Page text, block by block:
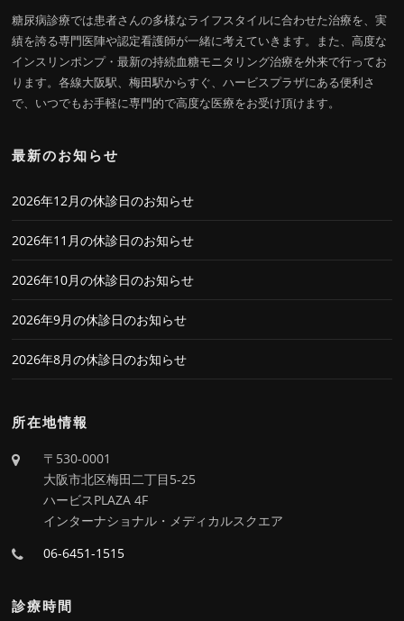
糖尿病診療では患者さんの多様なライフスタイルに合わせた治療を、実
績を誇る専門医陣や認定看護師が一緒に考えていきます。また、高度な
インスリンポンプ・最新の持続血糖モニタリング治療を外来で行ってお
ります。各線大阪駅、梅田駅からすぐ、ハービスプラザにある便利さ
で、いつでもお手軽に専門的で高度な医療をお受け頂けます。
最新のお知らせ
2026年12月の休診日のお知らせ
2026年11月の休診日のお知らせ
2026年10月の休診日のお知らせ
2026年9月の休診日のお知らせ
2026年8月の休診日のお知らせ
所在地情報
〒530-0001
大阪市北区梅田二丁目5-25
ハービスPLAZA 4F
インターナショナル・メディカルスクエア
06-6451-1515
診療時間